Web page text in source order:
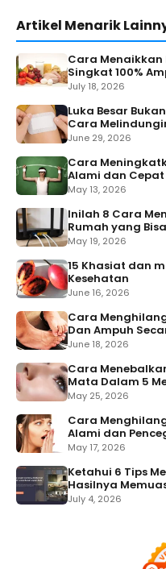
Artikel Menarik
Cara
Singkat 100%
July 18, 2026
Luka Besar
Cara
June 29, 2026
Cara
Alami dan Cepat
May 13, 2026
Inilah 8 Cara
Rumah yang
May 19, 2026
15 Khasiat dan
Kesehatan
June 16, 2026
Cara
Dan Ampuh
June 18, 2026
Cara
Mata Dalam 5
May 25, 2026
Cara
Alami dan
May 17, 2026
Ketahui 6 Tips
Hasilnya
July 4, 2026